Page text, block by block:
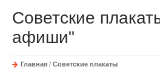
Советские
афиши"
Главная / Советские плакаты